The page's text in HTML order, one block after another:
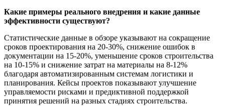
Какие примеры реального внедрения и какие данные
эффективности существуют?
Статистические данные в обзоре указывают на сокращение
сроков проектирования на 20-30%, снижение ошибок в
документации на 15-20%, уменьшение сроков строительства
на 10-15% и снижение затрат на материалы на 8-12%
благодаря автоматизированным системам логистики и
планирования. Кейсы проектов показывают улучшение
управляемости рисками и предиктивной поддержкой
принятия решений на разных стадиях строительства.